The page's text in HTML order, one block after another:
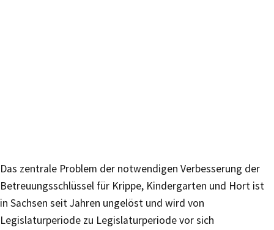
Das zentrale Problem der notwendigen Verbesserung der
Betreuungsschlüssel für Krippe, Kindergarten und Hort ist
in Sachsen seit Jahren ungelöst und wird von
Legislaturperiode zu Legislaturperiode vor sich